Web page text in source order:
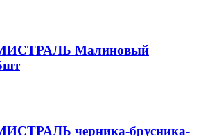
Малиновый
черника-брусника-